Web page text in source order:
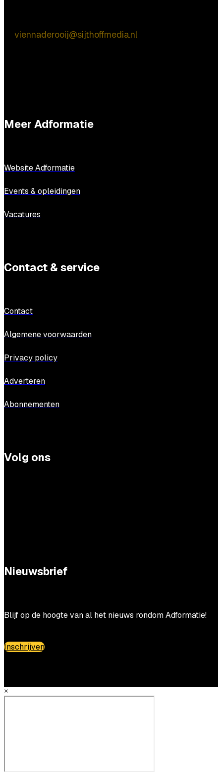
viennaderooij@sijthoffmedia.nl
Meer Adformatie
Website Adformatie
Events & opleidingen
Vacatures
Contact & service
Contact
Algemene voorwaarden
Privacy policy
Adverteren
Abonnementen
Volg ons
Nieuwsbrief
Blijf op de hoogte van al het nieuws rondom Adformatie!
Inschrijven
×